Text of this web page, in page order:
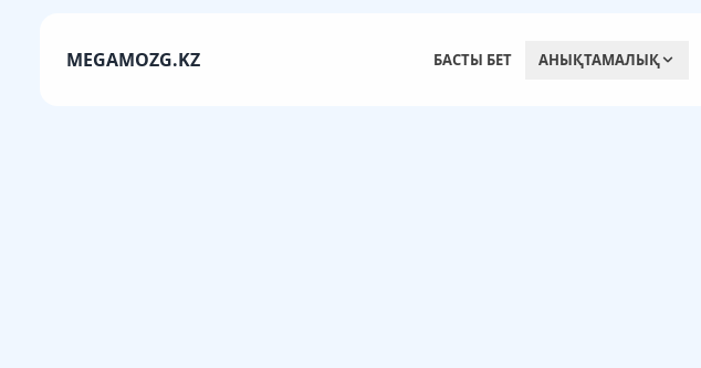
MEGAMOZG.KZ БАСТЫ БЕТ АНЫҚТАМАЛЫҚ